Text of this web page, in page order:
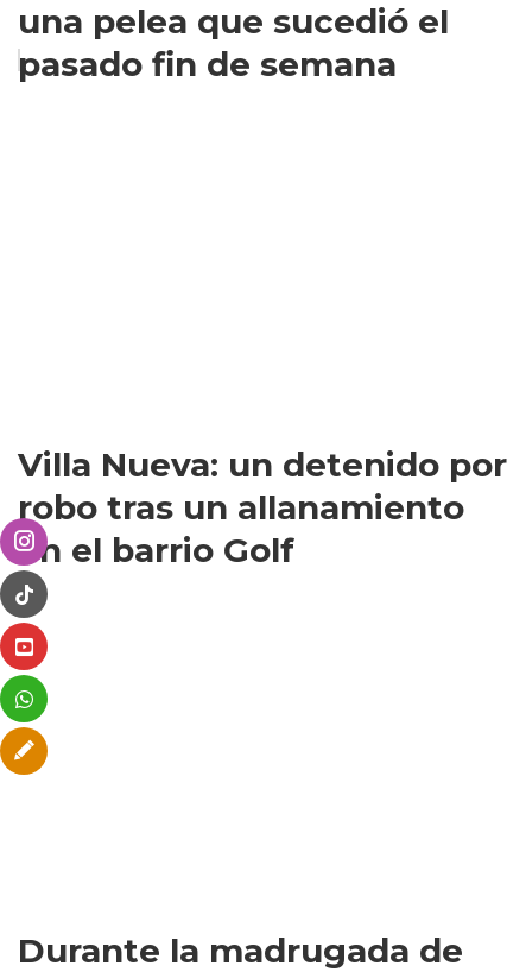
una pelea que sucedió el
pasado fin de semana
Villa Nueva: un detenido por
robo tras un allanamiento
en el barrio Golf
Durante la madrugada de